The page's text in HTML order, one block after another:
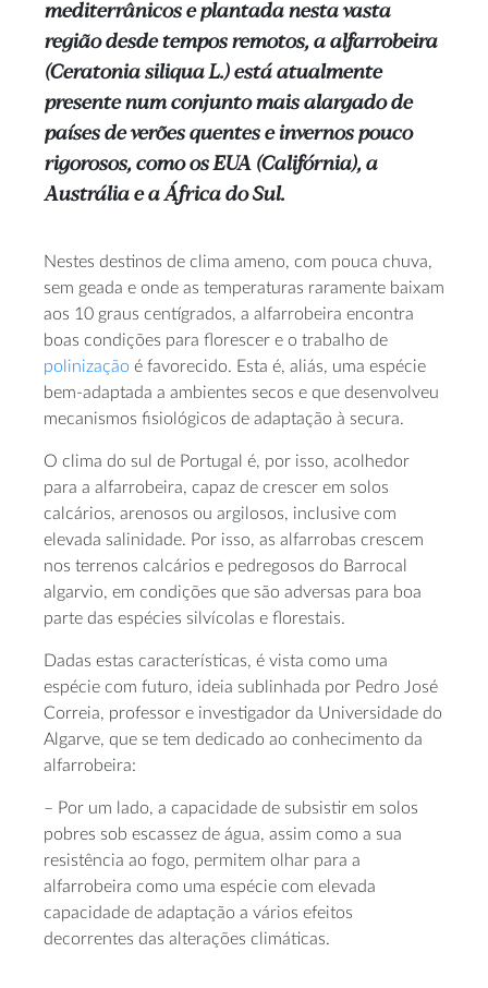
mediterrânicos e plantada nesta vasta
região desde tempos remotos, a alfarrobeira
(Ceratonia siliqua L.) está atualmente
presente num conjunto mais alargado de
países de verões quentes e invernos pouco
rigorosos, como os EUA (Califórnia), a
Austrália e a África do Sul.
Nestes destinos de clima ameno, com pouca chuva,
sem geada e onde as temperaturas raramente baixam
aos 10 graus centígrados, a alfarrobeira encontra
boas condições para florescer e o trabalho de
polinização é favorecido. Esta é, aliás, uma espécie
bem-adaptada a ambientes secos e que desenvolveu
mecanismos fisiológicos de adaptação à secura.
O clima do sul de Portugal é, por isso, acolhedor
para a alfarrobeira, capaz de crescer em solos
calcários, arenosos ou argilosos, inclusive com
elevada salinidade. Por isso, as alfarrobas crescem
nos terrenos calcários e pedregosos do Barrocal
algarvio, em condições que são adversas para boa
parte das espécies silvícolas e florestais.
Dadas estas características, é vista como uma
espécie com futuro, ideia sublinhada por Pedro José
Correia, professor e investigador da Universidade do
Algarve, que se tem dedicado ao conhecimento da
alfarrobeira:
– Por um lado, a capacidade de subsistir em solos
pobres sob escassez de água, assim como a sua
resistência ao fogo, permitem olhar para a
alfarrobeira como uma espécie com elevada
capacidade de adaptação a vários efeitos
decorrentes das alterações climáticas.